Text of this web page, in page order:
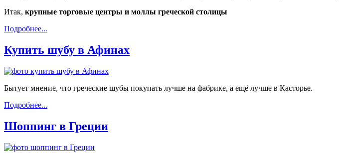
Итак, крупные торговые центры и моллы греческой столицы
Подробнее...
Купить шубу в Афинах
Бытует мнение, что греческие шубы покупать лучше на фабрике, а ещё лучше в Касторье.
Подробнее...
Шоппинг в Греции